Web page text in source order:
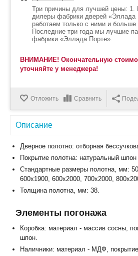
Три причины для лучшей цены:
дилеры фабрики дверей
работаем только с ними и больше
Последние три года мы лучшие
фабрики «Эллада Порте».
ВНИМАНИЕ! Окончательную
уточняйте у менеджера!
Отложить Сравнить
Описание
Дверное полотно: отборная
Покрытие полотна: натуральный шпон
Стандартные размеры полотна, мм:
600x1900, 600x2000, 700x2000,
Толщина полотна, мм: 38.
Элементы погонажа
Коробка: материал - массив сосны,
шпон.
Наличники: материал - МДФ,